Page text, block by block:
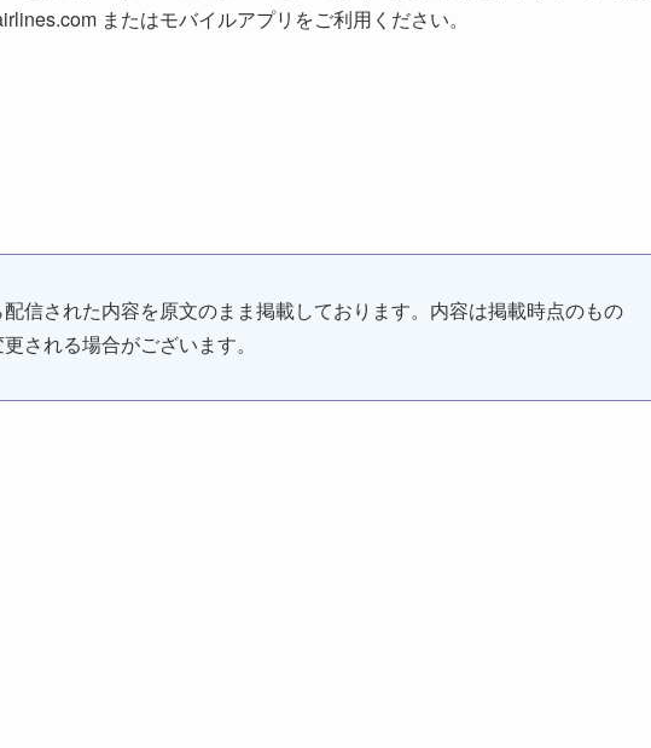
またはモバイルアプリをご利用ください。
信された内容を原文のまま掲載しております。内容は掲載時点のもの
される場合がございます。